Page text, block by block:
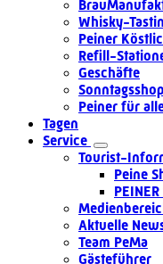
Whisky-
Peiner
Refill-
Geschäfte
Peiner für
Tagen
Service
Tourist-
Peine
Aktuelle
Team PeMa
Gästeführer